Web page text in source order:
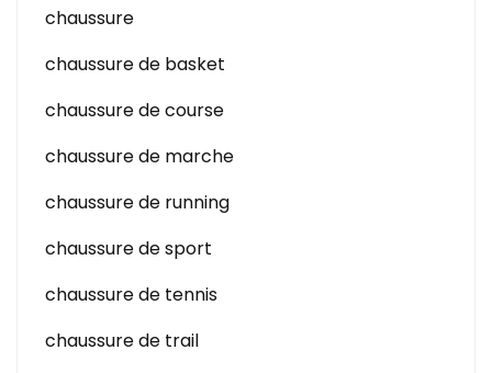
chaussure
chaussure de basket
chaussure de course
chaussure de marche
chaussure de running
chaussure de sport
chaussure de tennis
chaussure de trail